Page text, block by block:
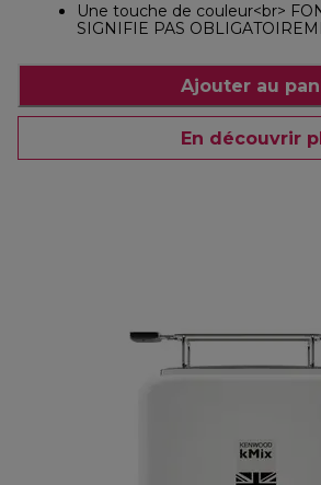
Une touche de couleur<br>
SIGNIFIE PAS
Ajouter au
En découvrir